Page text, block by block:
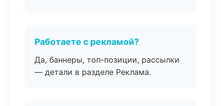
Работаете с рекламой?
Да, баннеры, топ-позиции, рассылки
— детали в разделе Реклама.